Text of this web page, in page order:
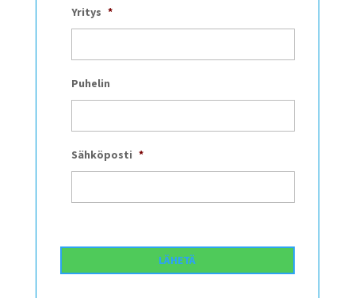
Yritys *
Puhelin
Sähköposti *